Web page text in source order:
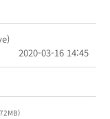
2020-03-16 14:45